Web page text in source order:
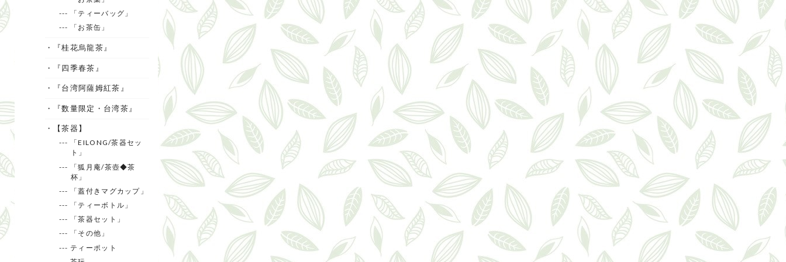
--- 「ティーバッグ」
--- 「お茶缶」
・『桂花烏龍茶』
・『四季春茶』
・『台湾阿薩姆紅茶』
・『数量限定・台湾茶』
・【茶器】
--- 「EILONG/茶器セッ
ト」
--- 「狐月庵/茶壺◆茶
杯」
--- 「蓋付きマグカップ」
--- 「ティーボトル」
--- 「茶器セット」
--- 「その他」
--- ティーポット